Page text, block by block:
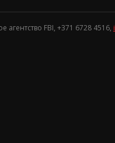
агентство FBI, +371 6728 4516,